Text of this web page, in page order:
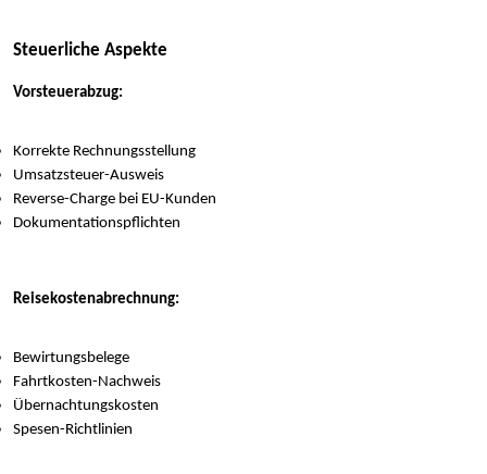
Steuerliche Aspekte
Vorsteuerabzug:
Korrekte Rechnungsstellung
Umsatzsteuer-Ausweis
Reverse-Charge bei EU-Kunden
Dokumentationspflichten
Reisekostenabrechnung:
Bewirtungsbelege
Fahrtkosten-Nachweis
Übernachtungskosten
Spesen-Richtlinien